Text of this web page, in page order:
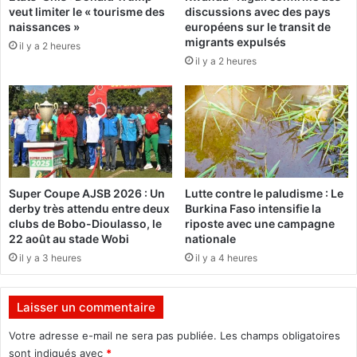
s
t
r
t
e
a
n
n
é
e
s
d
’
e
i
t
e
j
o
u
é
e
d
e
l
a
j
e
u
e
s
e
d
e
veut limiter le « tourisme des
naissances »
il y a 2 heures
discussions avec des pays
européens sur le transit de
migrants expulsés
il y a 2 heures
Super Coupe AJSB 2026 : Un
derby très attendu entre deux
clubs de Bobo-Dioulasso, le
22 août au stade Wobi
il y a 3 heures
Lutte contre le paludisme : Le
Burkina Faso intensifie la
riposte avec une campagne
nationale
il y a 4 heures
Laisser un commentaire
Votre adresse e-mail ne sera pas publiée. Les champs obligatoires
sont indiqués avec *